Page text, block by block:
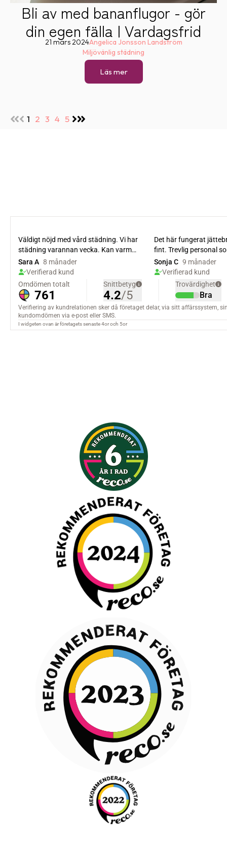
Bli av med bananflugor - gör
din egen fälla | Vardagsfrid
21 mars 2024Angelica Jonsson Landström
Läs mer
Miljövänlig städning
1 2 3 4 5